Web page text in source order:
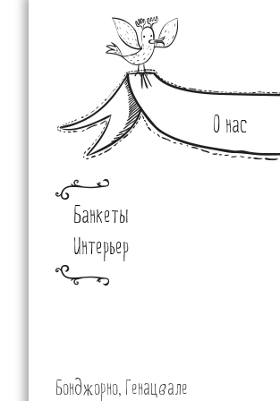
О нас
Банкеты
Интерьер
Бонджорно, Генацвале